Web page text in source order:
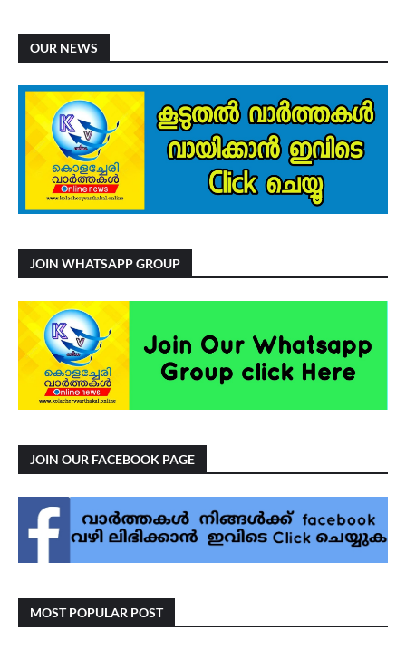
OUR NEWS
JOIN WHATSAPP GROUP
JOIN OUR FACEBOOK PAGE
MOST POPULAR POST